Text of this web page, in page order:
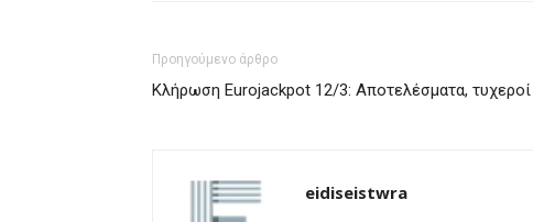
Προηγούμενο άρθρο
Κλήρωση Eurojackpot 12/3: Αποτελέσματα, τυχεροί
eidiseistwra